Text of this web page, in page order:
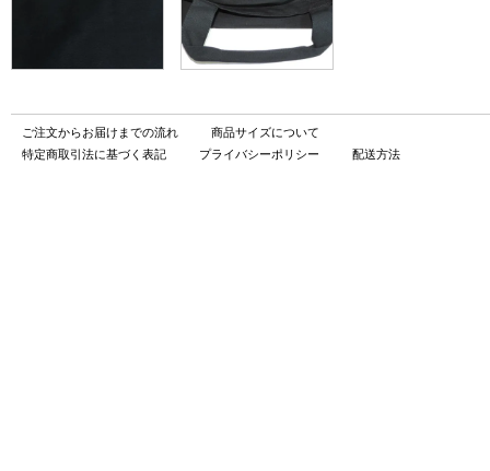
ご注文からお届けまでの流れ
商品サイズについて
特定商取引法に基づく表記
プライバシーポリシー 配送方法